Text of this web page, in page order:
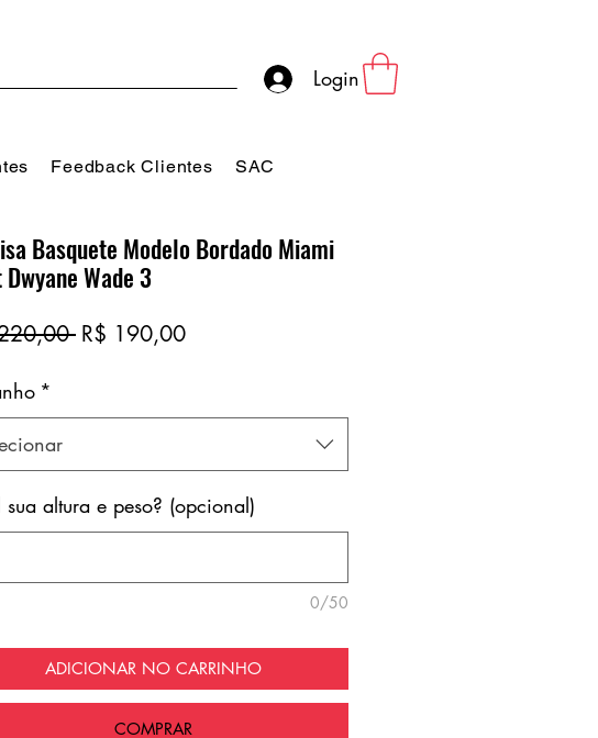
Login
Feedback Clientes SAC
Basquete Modelo Bordado Miami
Wade 3
Preço
R$ 190,00Preço
*
altura e peso? (opcional)
0/50
ADICIONAR NO CARRINHO
COMPRAR